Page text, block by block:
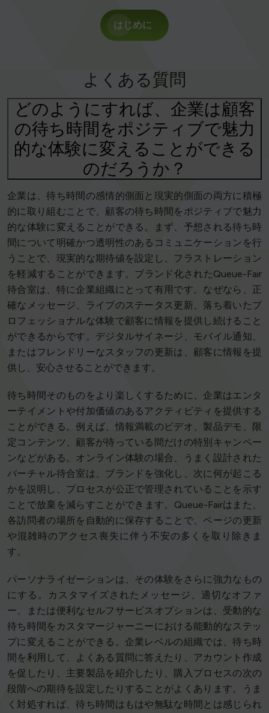
はじめに
よくある質問
どのようにすれば、企業は顧客
の待ち時間をポジティブで魅力
的な体験に変えることができる
のだろうか？
企業は、待ち時間の感情的側面と現実的側面の両方に積極
的に取り組むことで、顧客の待ち時間をポジティブで魅力
的な体験に変えることができる。まず、予想される待ち時
間について明確かつ透明性のあるコミュニケーションを行
うことで、現実的な期待値を設定し、フラストレーション
を軽減することができます。ブランド化されたQueue-Fair
待合室は、特に企業組織にとって有用です。なぜなら、正
確なメッセージ、ライブのステータス更新、落ち着いたプ
ロフェッショナルな体験で顧客に情報を提供し続けること
ができるからです。デジタルサイネージ、モバイル通知、
またはフレンドリーなスタッフの更新は、顧客に情報を提
供し、安心させることができます。
待ち時間そのものをより楽しくするために、企業はエンタ
ーテイメントや付加価値のあるアクティビティを提供する
ことができる。例えば、情報満載のビデオ、製品デモ、限
定コンテンツ、顧客が待っている間だけの特別キャンペー
ンなどがある。オンライン体験の場合、うまく設計された
バーチャル待合室は、ブランドを強化し、次に何が起こる
かを説明し、プロセスが公正で管理されていることを示す
ことで放棄を減らすことができます。Queue-Fairはまた、
各訪問者の場所を自動的に保存することで、ページの更新
や混雑時のアクセス喪失に伴う不安の多くを取り除きま
す。
パーソナライゼーションは、その体験をさらに強力なもの
にする。カスタマイズされたメッセージ、適切なオファ
ー、または便利なセルフサービスオプションは、受動的な
待ち時間をカスタマージャーニーにおける能動的なステッ
プに変えることができる。企業レベルの組織では、待ち時
間を利用して、よくある質問に答えたり、アカウント作成
を促したり、主要製品を紹介したり、購入プロセスの次の
段階への期待を設定したりすることがよくあります。うま
く対処すれば、待ち時間はもはや無駄な時間とは感じられ